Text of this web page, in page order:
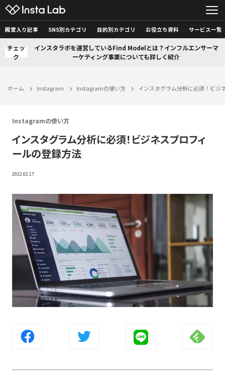
殿堂入り記事 SNS別カテゴリ 目的別カテゴリ お役立ち資料 サービス一覧
チェッ
ク
インスタラボを運営しているFind Modelとは？インフルエンサーマ
ーケティング事業についても詳しく紹介
ホーム Instagram Instagramの使い方 インスタグラム分析に必須！ビジ
Instagramの使い方
インスタグラム分析に必須！ビジネスプロフィ
ールの登録方法
2022.02.17